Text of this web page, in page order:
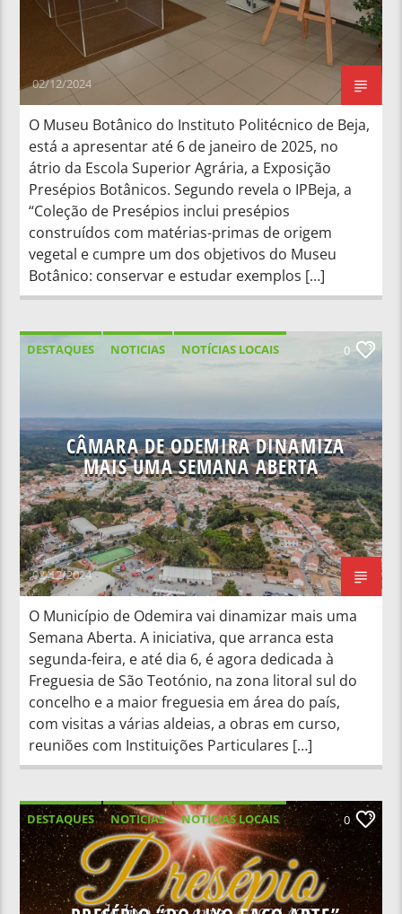
02/12/2024
O Museu Botânico do Instituto Politécnico de Beja,
está a apresentar até 6 de janeiro de 2025, no
átrio da Escola Superior Agrária, a Exposição
Presépios Botânicos. Segundo revela o IPBeja, a
“Coleção de Presépios inclui presépios
construídos com matérias-primas de origem
vegetal e cumpre um dos objetivos do Museu
Botânico: conservar e estudar exemplos […]
DESTAQUES NOTICIAS
NOTÍCIAS LOCAIS
0
CÂMARA DE ODEMIRA DINAMIZA
MAIS UMA SEMANA ABERTA
02/12/2024
O Município de Odemira vai dinamizar mais uma
Semana Aberta. A iniciativa, que arranca esta
segunda-feira, e até dia 6, é agora dedicada à
Freguesia de São Teotónio, na zona litoral sul do
concelho e a maior freguesia em área do país,
com visitas a várias aldeias, a obras em curso,
reuniões com Instituições Particulares […]
DESTAQUES NOTICIAS
NOTÍCIAS LOCAIS
NOTÍCIAS NACIONAIS
0